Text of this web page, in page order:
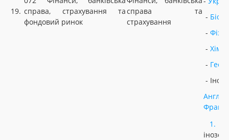
19. справа, страхування та
фондовий ринок
справа та
страхування
-
-
- Хімія
-
-
1.